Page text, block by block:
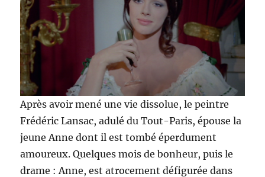
Après avoir mené une vie dissolue, le peintre
Frédéric Lansac, adulé du Tout-Paris, épouse la
jeune Anne dont il est tombé éperdument
amoureux. Quelques mois de bonheur, puis le
drame : Anne, est atrocement défigurée dans